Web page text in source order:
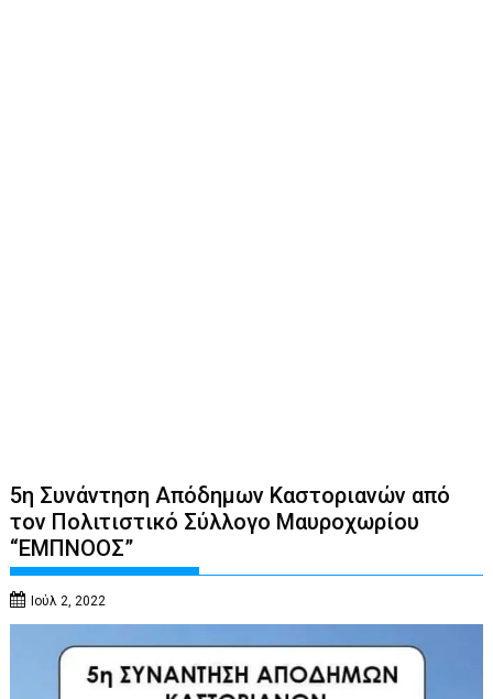
5η Συνάντηση Απόδημων Καστοριανών από
τον Πολιτιστικό Σύλλογο Μαυροχωρίου
“ΕΜΠΝΟΟΣ”
Ιούλ 2, 2022